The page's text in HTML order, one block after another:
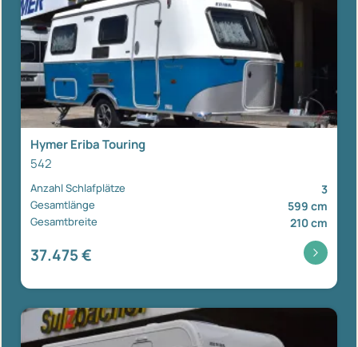
Hymer Eriba Touring
542
Anzahl Schlafplätze 3
Gesamtlänge 599 cm
Gesamtbreite 210 cm
37.475 €